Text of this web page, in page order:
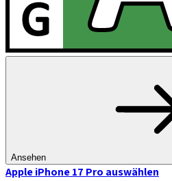
Ansehen
Apple iPhone 17 Pro auswählen